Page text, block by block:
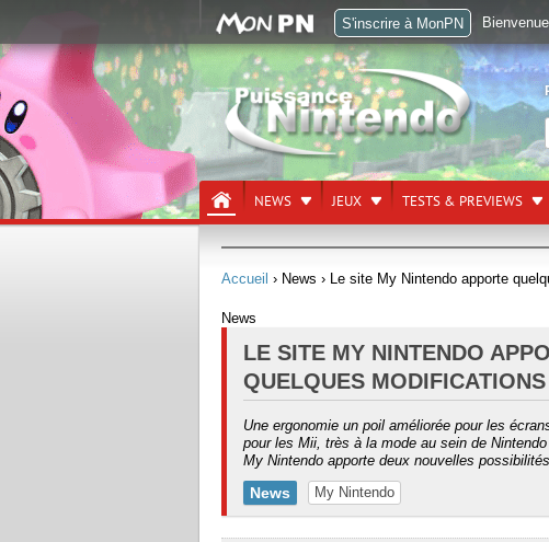
NEWS JEUX TESTS & PREVIEWS
Accueil › News › Le site My Nintendo apporte
News
LE SITE MY NINTENDO
QUELQUES
Une ergonomie un poil améliorée pour les
pour les Mii, très à la mode au sein de
My Nintendo apporte deux nouvelles
News My Nintendo
S'inscrire à MonPN